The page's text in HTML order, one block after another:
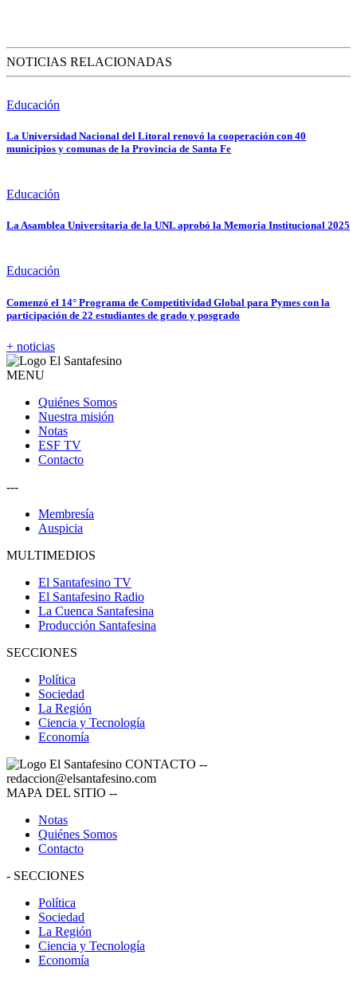
NOTICIAS RELACIONADAS
Educación
La Universidad Nacional del Litoral renovó la cooperación con 40
municipios y comunas de la Provincia de Santa Fe
Educación
La Asamblea Universitaria de la UNL aprobó la Memoria Institucional 2025
Educación
Comenzó el 14° Programa de Competitividad Global para Pymes con la
participación de 22 estudiantes de grado y posgrado
+ noticias
MENU
Quiénes Somos
Nuestra misión
Notas
ESF TV
Contacto
---
Membresía
Auspicia
MULTIMEDIOS
El Santafesino TV
El Santafesino Radio
La Cuenca Santafesina
Producción Santafesina
SECCIONES
Política
Sociedad
La Región
Ciencia y Tecnología
Economía
CONTACTO --
redaccion@elsantafesino.com
MAPA DEL SITIO --
Notas
Quiénes Somos
Contacto
- SECCIONES
Política
Sociedad
La Región
Ciencia y Tecnología
Economía